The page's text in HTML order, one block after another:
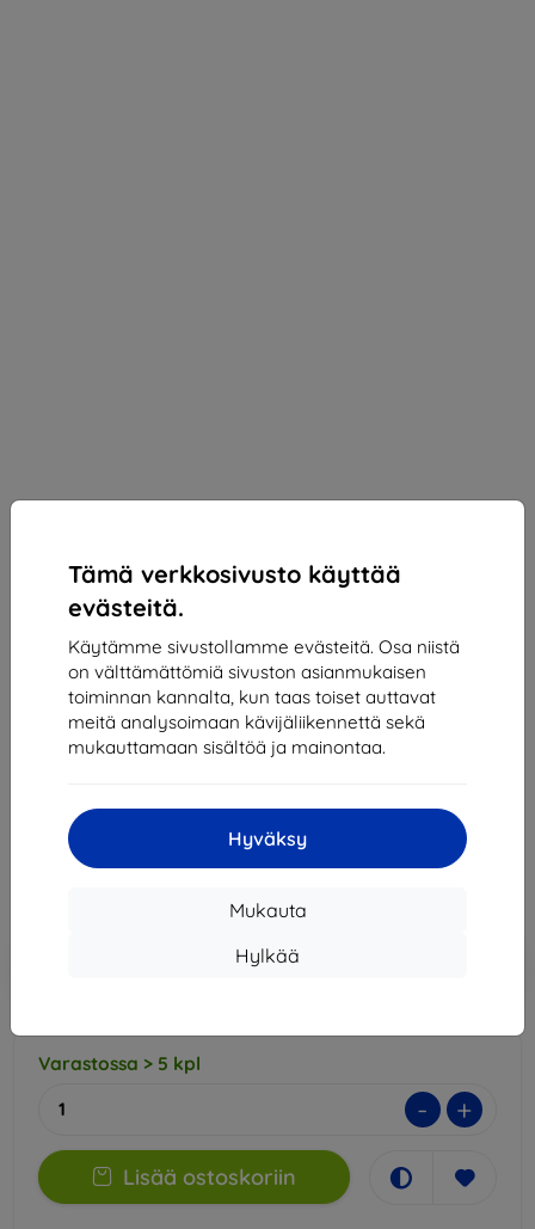
Tämä verkkosivusto käyttää
evästeitä.
Käytämme sivustollamme evästeitä. Osa niistä
on välttämättömiä sivuston asianmukaisen
toiminnan kannalta, kun taas toiset auttavat
meitä analysoimaan kävijäliikennettä sekä
mukauttamaan sisältöä ja mainontaa.
Hyväksy
Mukauta
Hylkää
3mk Silky Matt Privacy Protective film for Apple
iPhone 7/8/SE 2020/2022
Apple iPhone 7 / 8 / SE 2020
16,90 €
15,21 €
Alennus kupongilla
Varastossa > 5 kpl
- +
Lisää ostoskoriin